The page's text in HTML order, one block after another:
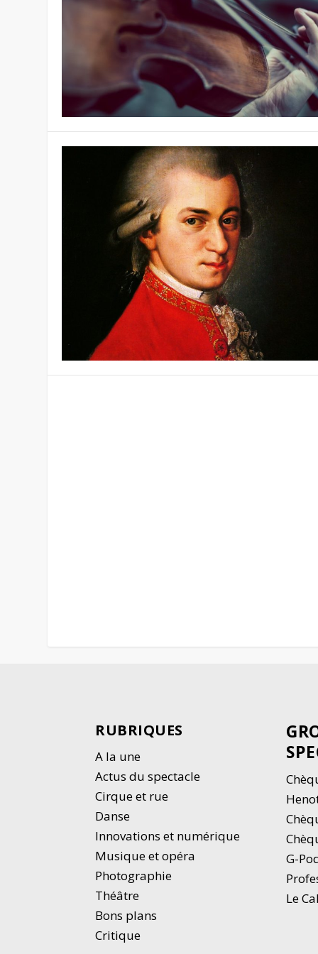
RUBRIQUES
A la une
Actus du spectacle
Cirque et rue
Danse
Innovations et numérique
Musique et opéra
Photographie
Théâtre
Bons plans
Critique
G-
Le